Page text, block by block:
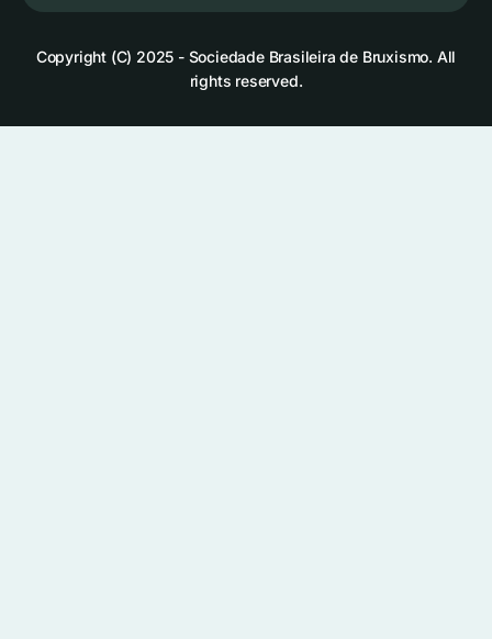
Copyright (C) 2025 - Sociedade Brasileira de Bruxismo. All
rights reserved.